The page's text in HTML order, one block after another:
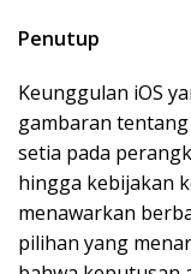
Penutup
Keunggulan iOS
gambaran
setia pada
hingga kebijakan
menawarkan
pilihan yang